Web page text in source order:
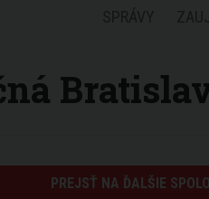
PREJSŤ NA ĎALŠIE